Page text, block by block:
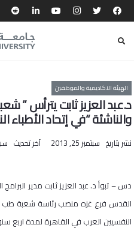
الهيئة الاكاديمية والموظفين
د.عبد العزيز ثابت يترأس
والناشئة “في إتحاد الأطباء
نشر بتاريخ سبتمبر 25, 2013 آخر تحديث
دس – تبوأ د. عبد العزيز ثابت مدير
القدس فرع غزه منصب رئاسة شعبة طب
النفسيين العرب في القاهرة لمدة اربع